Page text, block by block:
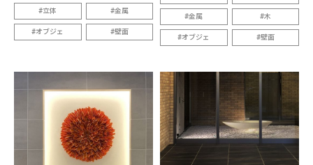
立体 金属
オブジェ 壁面
金属 木
オブジェ 壁面